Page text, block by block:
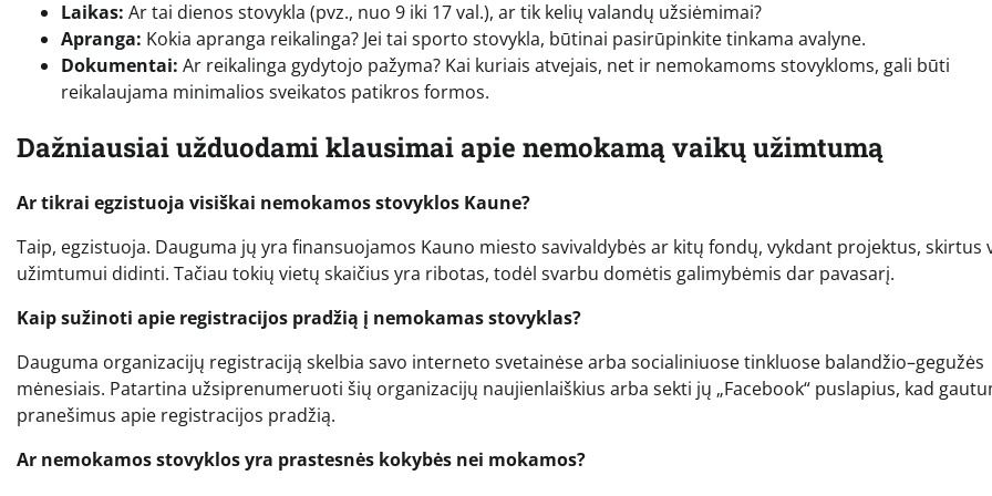
Laikas: Ar tai dienos stovykla (pvz., nuo 9 iki 17 val.), ar tik kelių valandų užsiėmimai?
Apranga: Kokia apranga reikalinga? Jei tai sporto stovykla, būtinai pasirūpinkite tinkama avalyne.
Dokumentai: Ar reikalinga gydytojo pažyma? Kai kuriais atvejais, net ir nemokamoms stovykloms, gali būti
reikalaujama minimalios sveikatos patikros formos.
Dažniausiai užduodami klausimai apie nemokamą vaikų užimtumą
Ar tikrai egzistuoja visiškai nemokamos stovyklos Kaune?
Taip, egzistuoja. Dauguma jų yra finansuojamos Kauno miesto savivaldybės ar kitų fondų, vykdant projektus, skirtus
užimtumui didinti. Tačiau tokių vietų skaičius yra ribotas, todėl svarbu domėtis galimybėmis dar pavasarį.
Kaip sužinoti apie registracijos pradžią į nemokamas stovyklas?
Dauguma organizacijų registraciją skelbia savo interneto svetainėse arba socialiniuose tinkluose balandžio–gegužės
mėnesiais. Patartina užsiprenumeruoti šių organizacijų naujienlaiškius arba sekti jų „Facebook“ puslapius, kad
pranešimus apie registracijos pradžią.
Ar nemokamos stovyklos yra prastesnės kokybės nei mokamos?